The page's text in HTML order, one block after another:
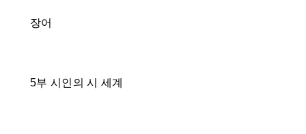
장어
5부 시인의 시 세계